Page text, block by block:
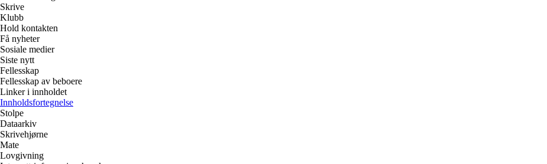
Skrive
Klubb
Hold kontakten
Få nyheter
Sosiale medier
Siste nytt
Fellesskap
Fellesskap av beboere
Linker i innholdet
Innholdsfortegnelse
Stolpe
Dataarkiv
Skrivehjørne
Mate
Lovgivning